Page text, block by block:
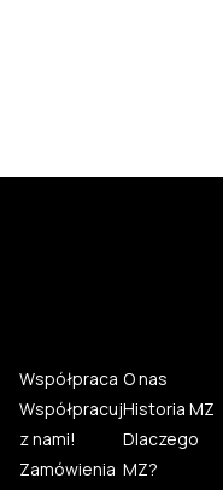
Współpraca
Współpracuj
z nami!
Zamówienia
O nas
Historia MZ
Dlaczego
MZ?